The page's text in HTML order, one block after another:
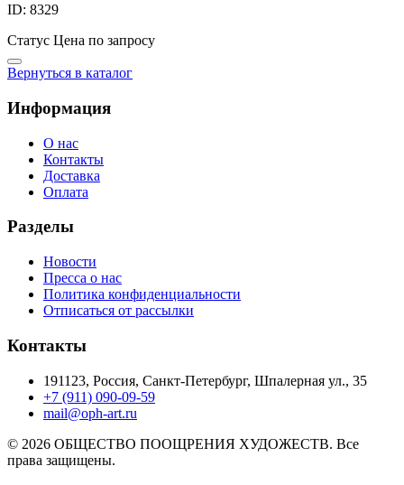
ID: 8329
Статус Цена по запросу
Вернуться в каталог
Информация
О нас
Контакты
Доставка
Оплата
Разделы
Новости
Пресса о нас
Политика конфиденциальности
Отписаться от рассылки
Контакты
191123, Россия, Санкт-Петербург, Шпалерная ул., 35
+7 (911) 090-09-59
mail@oph-art.ru
© 2026 ОБЩЕСТВО ПООЩРЕНИЯ ХУДОЖЕСТВ. Все
права защищены.